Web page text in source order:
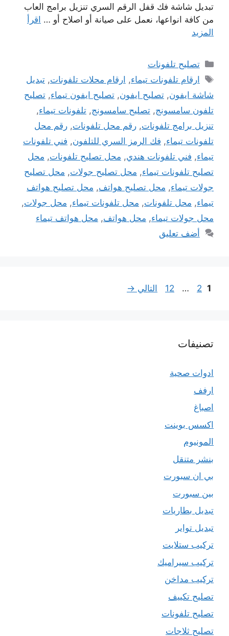
تبديل شاشة فك قفل الرقم السري تنزيل برامج العاب
من كافة انواعها، نعمل على صيانة أو اصلاح أو … اقرأ
المزيد
التصنيفات
تصليح تلفونات
الوسوم
ارقام تلفونات تيماء, ارقام محلات تلفونات,تبديل
شاشة ايفون, تصليح ايفون, تصليح ايفون تيماء, تصليح
تلفون سامسونج, تصليح سامسونج, تلفونات تيماء,
تنزيل برامج تلفونات, رقم محل تلفونات, رقم محل
تلفونات تيماء, فك الرمز السري للتلفون, فني تلفونات
تيماء, فني تلفونات هندي, محل تصليح تلفونات, محل
تصليح تلفونات تيماء, محل تصليح جولات, محل تصليح
جولات تيماء, محل تصليح هواتف, محل تصليح هواتف
تيماء, محل تلفونات, محل تلفونات تيماء, محل جولات,
محل جولات تيماء, محل هواتف, محل هواتف تيماء
أضف تعليق
Page
1
Page
2
…
Page
12 التالي →
تصنيفات
ادوات صحية
ارفف
اصباغ
اكسس بوينت
المونيوم
بنشر متنقل
بي ان سبورت
بين سبورت
تبديل بطاريات
تبديل تواير
تركيب ستلايت
تركيب سيراميك
تركيب مداخن
تصليح تكييف
تصليح تلفونات
تصليح ثلاجات